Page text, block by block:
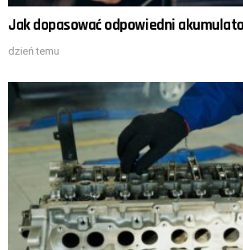
Jak dopasować odpowiedni
dzień temu